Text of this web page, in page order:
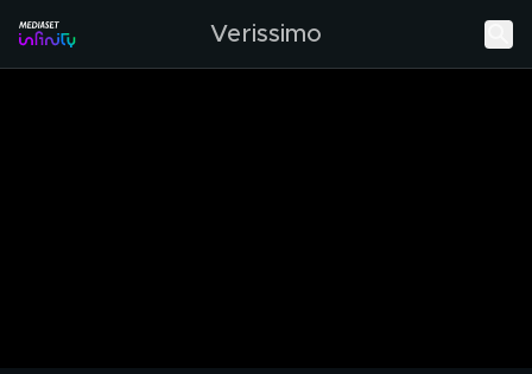
Verissimo